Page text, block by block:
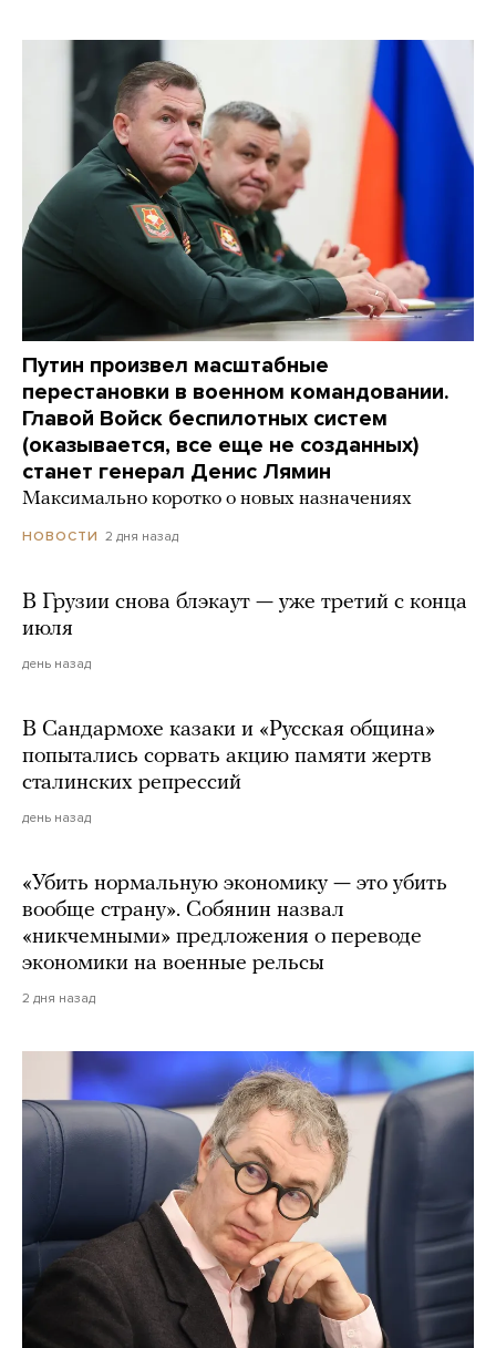
Путин произвел масштабные
перестановки в военном командовании.
Главой Войск беспилотных систем
(оказывается, все еще не созданных)
станет генерал Денис Лямин
Максимально коротко о новых назначениях
НОВОСТИ 2 дня назад
В Грузии снова блэкаут — уже третий с конца
июля
день назад
В Сандармохе казаки и «Русская община»
попытались сорвать акцию памяти жертв
сталинских репрессий
день назад
«Убить нормальную экономику — это убить
вообще страну». Собянин назвал
«никчемными» предложения о переводе
экономики на военные рельсы
2 дня назад